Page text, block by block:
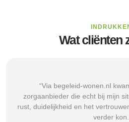
Wat cliënten
“Via begeleid-wonen.nl
zorgaanbieder die echt bij mijn
rust, duidelijkheid en het
verder